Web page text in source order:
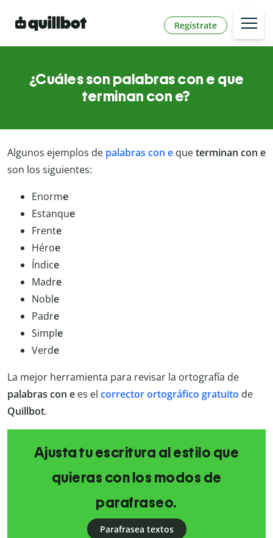
Regístrate
¿Cuáles son palabras con e que
terminan con e?
Algunos ejemplos de palabras con e queterminan con e
son los siguientes:
Enorme
Estanque
Frente
Héroe
Índice
Madre
Noble
Padre
Simple
Verde
La mejor herramienta para revisar la ortografía de
palabras con e es el corrector ortográfico gratuito de
Quillbot.
Ajusta tu escritura al estilo que
quieras con los modos de
parafraseo.
Parafrasea textos